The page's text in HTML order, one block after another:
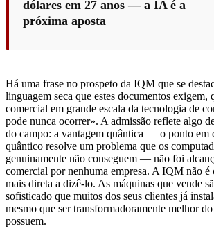
dólares em 27 anos — a IA é a
próxima aposta
Há uma frase no prospeto da IQM que se
linguagem seca que estes documentos exigem,
comercial em grande escala da tecnologia de
pode nunca ocorrer». A admissão reflete algo
do campo: a vantagem quântica — o ponto em
quântico resolve um problema que os
genuinamente não conseguem — não foi
comercial por nenhuma empresa. A IQM não é
mais direta a dizê-lo. As máquinas que vende
sofisticado que muitos dos seus clientes já
mesmo que ser transformadoramente melhor
possuem.